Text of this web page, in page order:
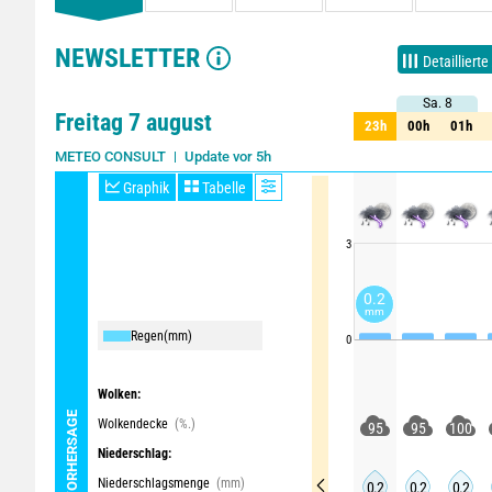
NEWSLETTER
Freitag 7 august
METEO CONSULT Update vor 5h
Graphik Tabelle
Regen(mm)
Wolken:
Wolkendecke (%.)
Niederschlag:
Niederschlagsmenge (mm)
3
0
Sa. 8
23h 00h 01h
Sa. 8
23h 00h 01h
95 95 100
0.2 0.2 0.2
0.2
mm